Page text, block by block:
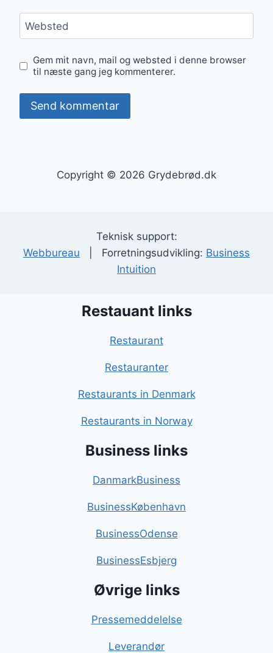
Websted
Gem mit navn, mail og websted i denne browser
til næste gang jeg kommenterer.
Copyright © 2026 Grydebrød.dk
Teknisk support:
Webbureau | Forretningsudvikling: Business
Intuition
Restauant links
Restaurant
Restauranter
Restaurants in Denmark
Restaurants in Norway
Business links
DanmarkBusiness
BusinessKøbenhavn
BusinessOdense
BusinessEsbjerg
Øvrige links
Pressemeddelelse
Leverandør